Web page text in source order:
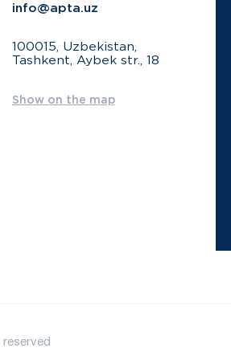
info@apta.uz
100015, Uzbekistan,
Tashkent, Aybek str., 18
Show on the map